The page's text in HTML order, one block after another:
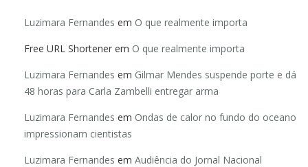
Luzimara Fernandes em O que realmente importa
Free URL Shortener em O que realmente importa
Luzimara Fernandes em Gilmar Mendes suspende porte e dá
48 horas para Carla Zambelli entregar arma
Luzimara Fernandes em Ondas de calor no fundo do oceano
impressionam cientistas
Luzimara Fernandes em Audiência do Jornal Nacional